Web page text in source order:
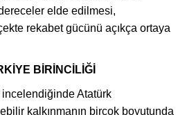
elde edilmesi,
rekabet gücünü açıkça ortaya
BİRİNCİLİĞİ
incelendiğinde Atatürk
kalkınmanın birçok boyutunda